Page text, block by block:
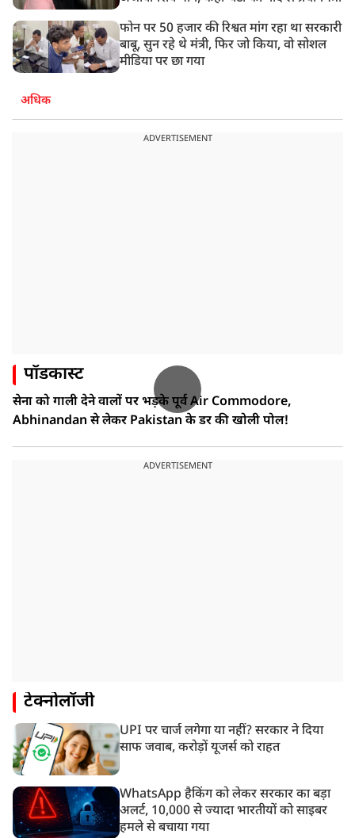
फोन पर 50 हजार की रिश्वत मांग रहा था सरकारी
बाबू, सुन रहे थे मंत्री, फिर जो किया, वो सोशल
मीडिया पर छा गया
अधिक
ADVERTISEMENT
पॉडकास्ट
सेना को गाली देने वालों पर भड़के पूर्व Air Commodore,
Abhinandan से लेकर Pakistan के डर की खोली पोल!
ADVERTISEMENT
टेक्नोलॉजी
UPI पर चार्ज लगेगा या नहीं? सरकार ने दिया
साफ जवाब, करोड़ों यूजर्स को राहत
WhatsApp हैकिंग को लेकर सरकार का बड़ा
अलर्ट, 10,000 से ज्यादा भारतीयों को साइबर
हमले से बचाया गया